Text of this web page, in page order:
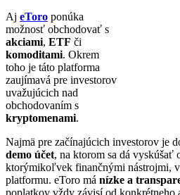
Aj eToro ponúka
možnosť obchodovať s
akciami, ETF či
komoditami. Okrem
toho je táto platforma
zaujímavá pre investorov
uvažujúcich nad
obchodovaním s
kryptomenami.
Najmä pre začínajúcich investorov je
demo účet, na ktorom sa dá vyskúšať
ktorýmikoľvek finančnými nástrojmi,
platformu. eToro má nízke a